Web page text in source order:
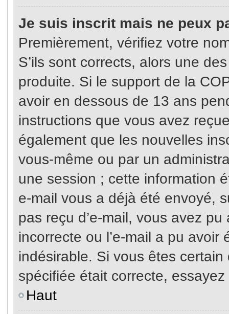
Je suis inscrit mais ne peux
Premièrement, vérifiez votre
S’ils sont corrects, alors une
produite. Si le support de la
avoir en dessous de 13 ans
instructions que vous avez
également que les nouvelles
vous-même ou par un
une session ; cette information
e-mail vous a déjà été envoyé,
pas reçu d’e-mail, vous avez
incorrecte ou l’e-mail a pu
indésirable. Si vous êtes
spécifiée était correcte,
Haut